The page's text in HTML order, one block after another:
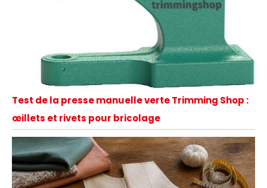
Test de la presse manuelle verte Trimming Shop :
œillets et rivets pour bricolage